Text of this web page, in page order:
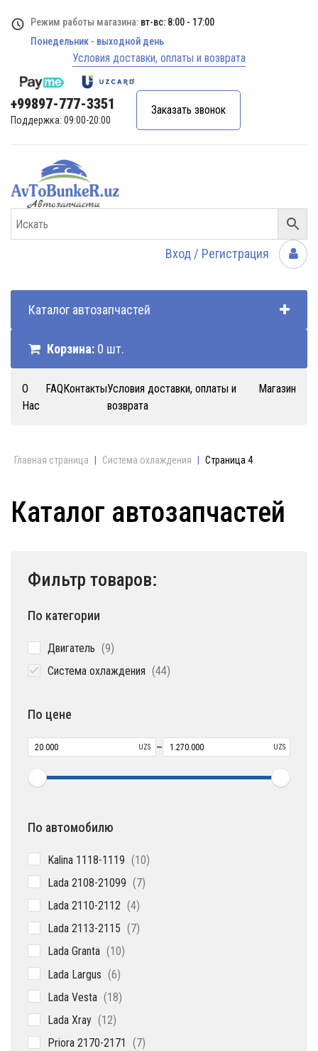
Режим работы магазина: вт-вс: 8:00 - 17:00
Понедельник - выходной день
Условия доставки, оплаты и возврата
+99897-777-3351
Поддержка: 09:00-20:00
Заказать звонок
Вход / Регистрация
Каталог автозапчастей
Корзина: 0 шт.
О
Нас
FAQКонтактыУсловия доставки, оплаты и
возврата
Магазин
Главная страница Система охлаждения Страница 4
Каталог автозапчастей
Фильтр товаров:
По категории
Двигатель 99
Система охлаждения 4444
По цене
UZS – UZS
По автомобилю
Kalina 1118-1119 1010
Lada 2108-21099 77
Lada 2110-2112 44
Lada 2113-2115 77
Lada Granta 1010
Lada Largus 66
Lada Vesta 1818
Lada Xray 1212
Priora 2170-2171 77